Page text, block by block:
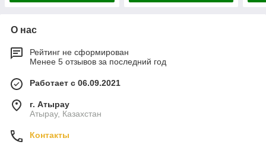
О нас
Рейтинг не сформирован
Менее 5 отзывов за последний год
Работает с 06.09.2021
г. Атырау
Атырау, Казахстан
Контакты